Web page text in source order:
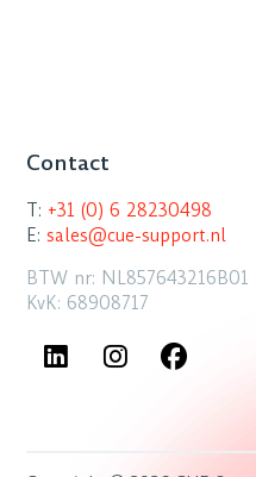
Contact
T: +31 (0) 6 28230498
E:sales@cue-support.nl
BTW nr: NL857643216B01
KvK: 68908717